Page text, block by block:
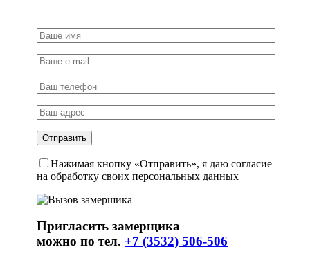
Нажимая кнопку «Отправить», я даю согласие
на обработку своих персональных данных
Пригласить замерщика
можно по тел. +7 (3532) 506-506